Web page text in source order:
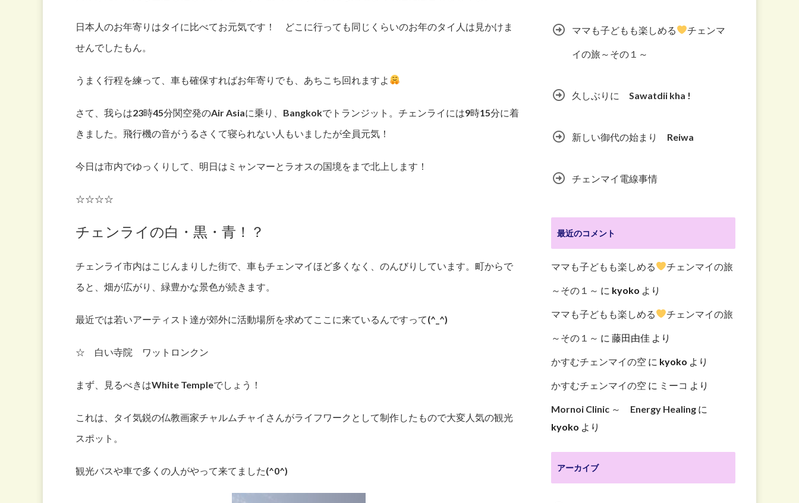
日本人のお年寄りはタイに比べてお元気です！ どこに行っても同じくらいのお年のタイ人は見かけま
せんでしたもん。
うまく行程を練って、車も確保すればお年寄りでも、あちこち回れますよ
さて、我らは23時45分関空発のAir Asiaに乗り、Bangkokでトランジット。チェンライには9時15分に着
きました。飛行機の音がうるさくて寝られない人もいましたが全員元気！
今日は市内でゆっくりして、明日はミャンマーとラオスの国境をまで北上します！
☆☆☆☆
チェンライの白・黒・青！？
チェンライ市内はこじんまりした街で、車もチェンマイほど多くなく、のんびりしています。町からで
ると、畑が広がり、緑豊かな景色が続きます。
最近では若いアーティスト達が郊外に活動場所を求めてここに来ているんですって(^_^)
☆ 白い寺院 ワットロンクン
まず、見るべきはWhite Templeでしょう！
これは、タイ気鋭の仏教画家チャルムチャイさんがライフワークとして制作したもので大変人気の観光
スポット。
観光バスや車で多くの人がやって来てました(^0^)
ママも子どもも楽しめる チェンマ
イの旅～その１～
久しぶりに Sawatdii kha !
新しい御代の始まり Reiwa
チェンマイ電線事情
最近のコメント
ママも子どもも楽しめる チェンマイの旅
～その１～ に kyoko より
ママも子どもも楽しめる チェンマイの旅
～その１～ に 藤田由佳 より
かすむチェンマイの空 に kyoko より
かすむチェンマイの空 に ミーコ より
Mornoi Clinic ～ Energy Healing に
kyoko より
アーカイブ